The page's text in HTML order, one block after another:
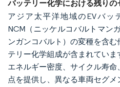
バッテリー化学における残りの
アジア太平洋地域のEVバッ
NCM（ニッケルコバルトマン
ンガンコバルト）の変種を含
テリー化学組成が含まれていま
エネルギー密度、サイクル寿命
点を提供し、異なる車両セグ